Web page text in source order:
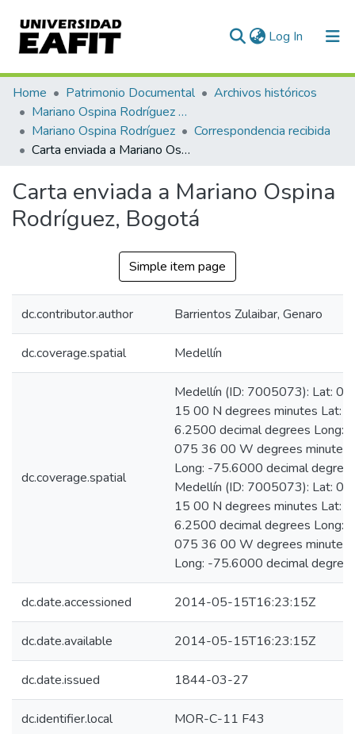
Log In (current)
Communities & Collections
All of DSpace
Statistics
Home Patrimonio Documental
Archivos históricos
Mariano Ospina Rodríguez (1826 -1912)
Mariano Ospina Rodríguez
Correspondencia recibida
Carta enviada a Mariano Ospina Rodríguez, Bogotá
Carta enviada a Mariano Ospina
Rodríguez, Bogotá
Simple item page
dc.contributor.author Barrientos Zulaibar, Genaro
dc.coverage.spatial Medellín
dc.coverage.spatial
Medellín (ID: 7005073): Lat: 06
15 00 N degrees minutes Lat:
6.2500 decimal degrees Long:
075 36 00 W degrees minutes
Long: -75.6000 decimal
Medellín (ID: 7005073): Lat: 06
15 00 N degrees minutes Lat:
6.2500 decimal degrees Long:
075 36 00 W degrees minutes
Long: -75.6000 decimal
dc.date.accessioned 2014-05-15T16:23:15Z
dc.date.available 2014-05-15T16:23:15Z
dc.date.issued 1844-03-27
dc.identifier.local MOR-C-11 F43